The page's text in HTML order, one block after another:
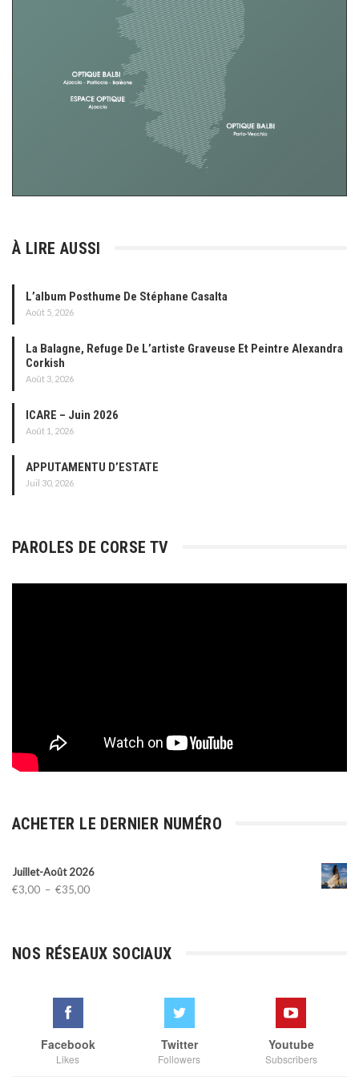
À LIRE AUSSI
L’album Posthume De Stéphane Casalta
Août 5, 2026
La Balagne, Refuge De L’artiste Graveuse Et Peintre Alexandra
Corkish
Août 3, 2026
ICARE – Juin 2026
Août 1, 2026
APPUTAMENTU D’ESTATE
Juil 30, 2026
PAROLES DE CORSE TV
ACHETER LE DERNIER NUMÉRO
Juillet-Août 2026
€3,00 – €35,00Plage
à
NOS RÉSEAUX SOCIAUX
Facebook
Likes
Twitter
Followers
Youtube
Subscribers